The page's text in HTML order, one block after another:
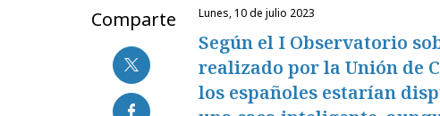
Comparte lunes, 10 de julio 2023
Según el I Observatorio
realizado por la Unión de
los españoles estarían